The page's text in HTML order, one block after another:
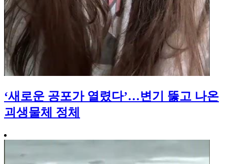
‘새로운 공포가 열렸다’…변기 뚫고 나온
괴생물체 정체